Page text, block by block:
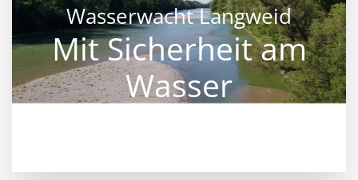
Wasserwacht Langweid
Mit Sicherheit am
Wasser